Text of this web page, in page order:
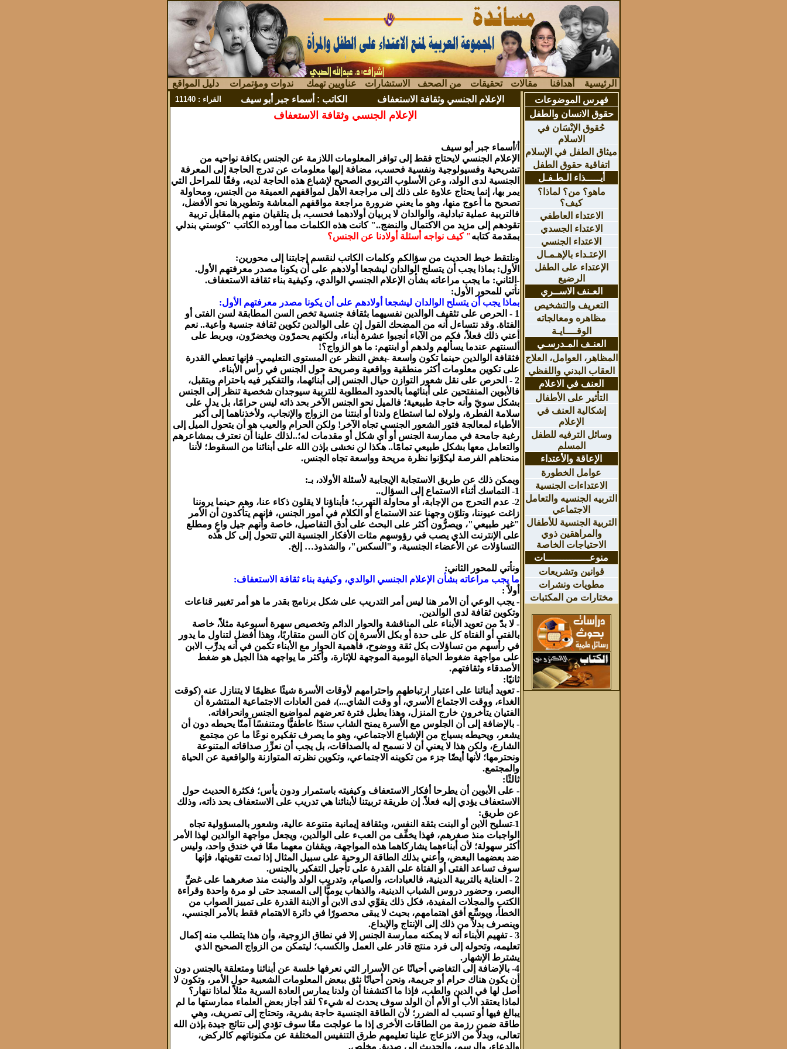
الرئيسية أهدافنا مقالات تحقيقات من الصحف الاستشارات عناويين تهمك ندوات ومؤتمرات
دليل المواقع
فهرس الموضوعات
حقوق الانسان والطفل
حُقوق الإنْسَان في
الاسلام
ميثاق الطفل في الإسلام
اتفاقية حقوق الطفل
أيـــــذاء الـطـفـل
ماهو؟ من؟ لماذا؟
كيف؟
الاعتداء العاطفي
الاعتداء الجسدي
الاعتداء الجنسي
الإعتـداء بالإهـمـال
الإعتداء على الطفل
الرضيع
العـنف الاســري
التعريف والتشخيص
مظاهره ومعالجاته
الوقــــايـة
العنـف المـدرسـي
المظاهر، العوامل، العلاج
العقاب البدني واللفظي
العنف في الاعلام
التأثير على الأطفال
إشكالية العنف في
الإعلام
وسائل الترفيه للطفل
المسلم
الإعاقة والأعتداء
عوامل الخطورة
الاعتداءات الجنسية
التربيه الجنسيه والتعامل
الاجتماعي
التربية الجنسية للأطفال
والمراهقين ذوي
الاحتياجات الخاصة
منوعـــــــــــــــات
قوانين وتشريعات
مطويات ونشرات
مختارات من المكتبات
الإعلام الجنسي وثقافة الاستعفاف الكاتب : أسماء جبر أبو سيف القراء : 11140
الإعلام الجنسي وثقافة الاستعفاف
أ/أسماء جبر أبو سيف
الإعلام الجنسي لايحتاج فقط إلى توافر المعلومات اللازمة عن الجنس بكافة نواحيه من
تشريحية وفسيولوجية ونفسية فحسب، مضافة إليها معلومات عن تدرج الحاجة إلى المعرفة
الجنسية لدى الولد، وعن الأسلوب التربوي الصحيح لإشباع هذه الحاجة لديه، وفقًا للمراحل التي
يمر بها، إنما يحتاج علاوة على ذلك إلى مراجعة الأهل لمواقفهم العميقة من الجنس، ومحاولة
تصحيح ما أعوج منها، وهو ما يعني ضرورة مراجعة مواقفهم المعاشة وتطويرها نحو الأفضل،
فالتربية عملية تبادلية، والوالدان لا يربيان أولادهما فحسب، بل يتلقيان منهم بالمقابل تربية
تقودهم إلى مزيد من الاكتمال والنضج.." كانت هذه الكلمات مما أورده الكاتب "كوستي بندلي
بمقدمة كتابه" كيف نواجه أسئلة أولادنا عن الجنس؟
ونلتقط خيط الحديث من سؤالكم وكلمات الكاتب لنقسم إجابتنا إلى محورين:
الأول: بماذا يجب أن يتسلح الوالدان ليشجعا أولادهم على أن يكونا مصدر معرفتهم الأول.
-الثاني: ما يجب مراعاته بشأن الإعلام الجنسي الوالدي، وكيفية بناء ثقافة الاستعفاف.
نأتي للمحور الأول:
بماذا يجب أن يتسلح الوالدان ليشجعا أولادهم على أن يكونا مصدر معرفتهم الأول:
1 - الحرص على تثقيف الوالدين نفسيهما بثقافة جنسية تخص السن المطابقة لسن الفتى أو
الفتاة. وقد نتساءل أنه من المضحك القول إن على الوالدين تكوين ثقافة جنسية واعية.. نعم
أعني ذلك فعلاً، فكم من الآباء أنجبوا عشرة أبناء، ولكنهم يحمرّون ويخضرّون، ويربط على
ألسنتهم عندما يسألهم ولدهم أو ابنتهم: ما هو الزواج؟!
فثقافة الوالدين حينما تكون واسعة -بغض النظر عن المستوى التعليمي- فإنها تعطي القدرة
على تكوين معلومات أكثر منطقية وواقعية وصريحة حول الجنس في رأس الأبناء.
2 - الحرص على نقل شعور التوازن حيال الجنس إلى أبنائهما، والتفكير فيه باحترام وبتقبل،
فالأبوين المنفتحين على أبنائهما بالحدود المطلوبة للتربية سيوجدان شخصية تنظر إلى الجنس
بشكل سويّ وأنه حاجة طبيعية؛ فالميل نحو الجنس الآخر بحد ذاته ليس حرامًا، بل يدل على
سلامة الفطرة، ولولاه لما استطاع ولدنا أو ابنتنا من الزواج والإنجاب، ولأخذناهما إلى أكبر
الأطباء لمعالجة فتور الشعور الجنسي تجاه الآخر! ولكن الحرام والعيب هو أن يتحول الميل إلى
رغبة جامحة في ممارسة الجنس أو أي شكل أو مقدمات له؛..لذلك علينا أن نعترف بمشاعرهم
والتعامل معها بشكل طبيعي تمامًا.. هكذا لن نخشى بإذن الله على أبنائنا من السقوط؛ لأننا
منحناهم الفرصة ليكوِّنوا نظرة مريحة وواسعة تجاه الجنس.
ويمكن ذلك عن طريق الاستجابة الإيجابية لأسئلة الأولاد، بـ:
1- التماسك أثناء الاستماع إلى السؤال..
2- عدم التحرج من الإجابة، أو محاولة التهرب؛ فأبناؤنا لا يقلون ذكاء عنا، وهم حينما يروننا
زاغت عيوننا، وتلوّن وجهنا عند الاستماع أو الكلام في أمور الجنس، فإنهم يتأكدون أن الأمر
"غير طبيعي"، ويصرُّون أكثر على البحث على أدق التفاصيل، خاصة وأنهم جيل واعٍ ومطلع
على الإنترنت الذي يصب في رؤوسهم مئات الأفكار الجنسية التي تتحول إلى كل هذه
التساؤلات عن الأعضاء الجنسية، و"السكس"، والشذوذ… إلخ.
ونأتي للمحور الثاني:
ما يجب مراعاته بشأن الإعلام الجنسي الوالدي، وكيفية بناء ثقافة الاستعفاف:
أولاً :
- يجب الوعي أن الأمر هنا ليس أمر التدريب على شكل برنامج بقدر ما هو أمر تغيير قناعات
وتكوين ثقافة لدى الوالدين.
- لا بدّ من تعويد الأبناء على المناقشة والحوار الدائم وتخصيص سهرة أسبوعية مثلاً، خاصة
بالفتى أو الفتاة كل على حدة أو بكل الأسرة إن كان السن متقاربًا، وهذا أفضل لتناول ما يدور
في رأسهم من تساؤلات بكل ثقة ووضوح، فأهمية الحوار مع الأبناء تكمن في أنه يدرِّب الابن
على مواجهة ضغوط الحياة اليومية الموجهة للإثارة، وأكثر ما يواجهه هذا الجيل هو ضغط
الأصدقاء وثقافتهم.
ثانيًا:
- تعويد أبنائنا على اعتبار ارتباطهم واحترامهم لأوقات الأسرة شيئًا عظيمًا لا يتنازل عنه (كوقت
الغداء، ووقت الاجتماع الأسري، أو وقت الشاي...)، فمن العادات الاجتماعية المنتشرة أن
الفتيان يتأخرون خارج المنزل، وهذا يطيل فترة تعرضهم لمواضيع الجنس وانحرافاته.
- بالإضافة إلى أن الجلوس مع الأسرة يمنح الشاب سندًا عاطفيًّا ومتنفسًا آمنًا يحيطه دون أن
يشعر، ويحيطه بسياج من الإشباع الاجتماعي، وهو ما يصرف تفكيره نوعًا ما عن مجتمع
الشارع، ولكن هذا لا يعني أن لا نسمح له بالصداقات، بل يجب أن نعزِّز صداقاته المتنوعة
ونحترمها؛ لأنها أيضًا جزء من تكوينه الاجتماعي، وتكوين نظرته المتوازنة والواقعية عن الحياة
والمجتمع.
ثالثًا:
- على الأبوين أن يطرحا أفكار الاستعفاف وكيفيته باستمرار ودون يأس؛ فكثرة الحديث حول
الاستعفاف يؤدي إليه فعلاً. إن طريقة تربيتنا لأبنائنا هي تدريب على الاستعفاف بحد ذاته، وذلك
عن طريق:
1-تسليح الابن أو البنت بثقة النفس، وبثقافة إيمانية متنوعة عالية، وشعور بالمسؤولية تجاه
الواجبات منذ صغرهم، فهذا يخفِّف من العبء على الوالدين، ويجعل مواجهة الوالدين لهذا الأمر
أكثر سهولة؛ لأن أبناءهما يشاركاهما هذه المواجهة، ويقفان معهما معًا في خندق واحد، وليس
ضد بعضهما البعض، وأعني بذلك الطاقة الروحية على سبيل المثال إذا تمت تقويتها، فإنها
سوف تساعد الفتى أو الفتاة على القدرة على تأجيل التفكير بالجنس.
2 - العناية بالتربية الدينية، فالعبادات، والصيام، وتدريب الولد والبنت منذ صغرهما على غضِّ
البصر، وحضور دروس الشباب الدينية، والذهاب يوميًّا إلى المسجد حتى لو مرة واحدة وقراءة
الكتب والمجلات المفيدة، فكل ذلك يقوِّي لدى الابن أو الابنة القدرة على تمييز الصواب من
الخطأ، ويوسِّع أفق اهتمامهم، بحيث لا يبقى محصورًا في دائرة الاهتمام فقط بالأمر الجنسي،
وينصرف بدلاً من ذلك إلى الإنتاج والإبداع.
3 - تفهيم الأبناء أنه لا يمكنه ممارسة الجنس إلا في نطاق الزوجية، وأن هذا يتطلب منه إكمال
تعليمه، وتحوله إلى فرد منتج قادر على العمل والكسب؛ ليتمكن من الزواج الصحيح الذي
يشترط الإشهار.
4- بالإضافة إلى التغاضي أحيانًا عن الأسرار التي نعرفها خلسة عن أبنائنا ومتعلقة بالجنس دون
أن يكون هناك حرام أو جريمة، ونحن أحيانًا نثق ببعض المعلومات الشعبية حول الأمر، وتكون لا
أصل لها في الدين والطب، فإذا ما اكتشفنا أن ولدنا يمارس العادة السرية مثلاً لماذا ننهار؟
لماذا يعتقد الأب أو الأم أن الولد سوف يحدث له شيء؟ لقد أجاز بعض العلماء ممارستها ما لم
يبالغ فيها أو تسبب له الضرر؛ لأن الطاقة الجنسية حاجة بشرية، وتحتاج إلى تصريف، وهي
طاقة ضمن رزمة من الطاقات الأخرى إذا ما عولجت معًا سوف تؤدي إلى نتائج جيدة بإذن الله
تعالى، وبدلاً من الانزعاج علينا تعليمهم طرق التنفيس المختلفة عن مكنوناتهم كالركض،
والدعاء، والرسم، والحديث إلى صديق مخلص.